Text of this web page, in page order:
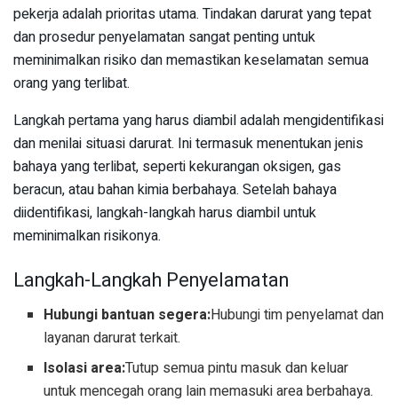
pekerja adalah prioritas utama. Tindakan darurat yang tepat
dan prosedur penyelamatan sangat penting untuk
meminimalkan risiko dan memastikan keselamatan semua
orang yang terlibat.
Langkah pertama yang harus diambil adalah mengidentifikasi
dan menilai situasi darurat. Ini termasuk menentukan jenis
bahaya yang terlibat, seperti kekurangan oksigen, gas
beracun, atau bahan kimia berbahaya. Setelah bahaya
diidentifikasi, langkah-langkah harus diambil untuk
meminimalkan risikonya.
Langkah-Langkah Penyelamatan
Hubungi bantuan segera:Hubungi tim penyelamat dan
layanan darurat terkait.
Isolasi area:Tutup semua pintu masuk dan keluar
untuk mencegah orang lain memasuki area berbahaya.